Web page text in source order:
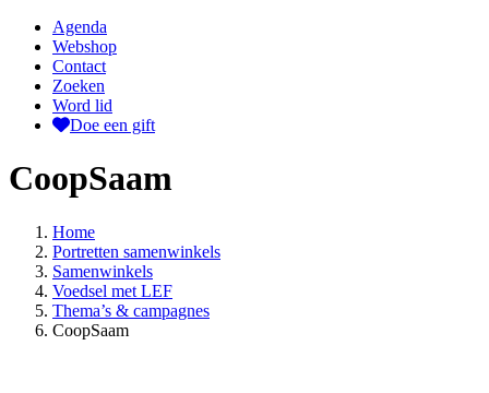
Agenda
Webshop
Contact
Zoeken
Word lid
Doe een gift
CoopSaam
Home
Portretten samenwinkels
Samenwinkels
Voedsel met LEF
Thema’s & campagnes
CoopSaam